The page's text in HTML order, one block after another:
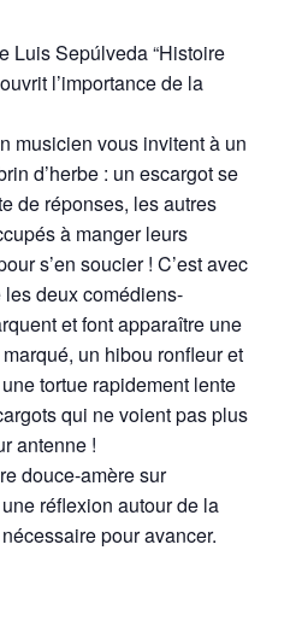
Luis Sepúlveda “Histoire
l’importance de la
musicien vous invitent à un
d’herbe : un escargot se
de réponses, les autres
à manger leurs
s’en soucier ! C’est avec
deux comédiens-
et font apparaître une
un hibou ronfleur et
tortue rapidement lente
qui ne voient pas plus
antenne !
douce-amère sur
réflexion autour de la
pour avancer.